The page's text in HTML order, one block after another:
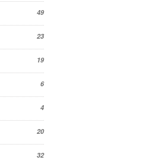
49
23
19
6
4
20
32